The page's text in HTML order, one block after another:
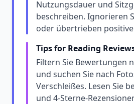
Nutzungsdauer und
beschreiben. Ignorieren
oder übertrieben positive
Tips for Reading
Filtern Sie Bewertungen
und suchen Sie nach
Verschleißes. Lesen Sie
und 4-Sterne-